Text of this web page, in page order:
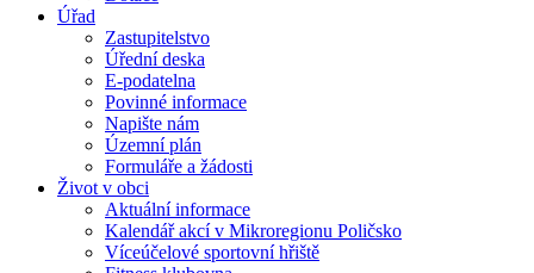
Úřad
Zastupitelstvo
Úřední deska
E-podatelna
Povinné informace
Napište nám
Územní plán
Formuláře a žádosti
Život v obci
Aktuální informace
Kalendář akcí v Mikroregionu Poličsko
Víceúčelové sportovní hřiště